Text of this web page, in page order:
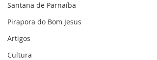
Santana de Parnaíba
Pirapora do Bom Jesus
Artigos
Cultura